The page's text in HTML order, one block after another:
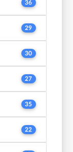
36
29
30
27
35
22